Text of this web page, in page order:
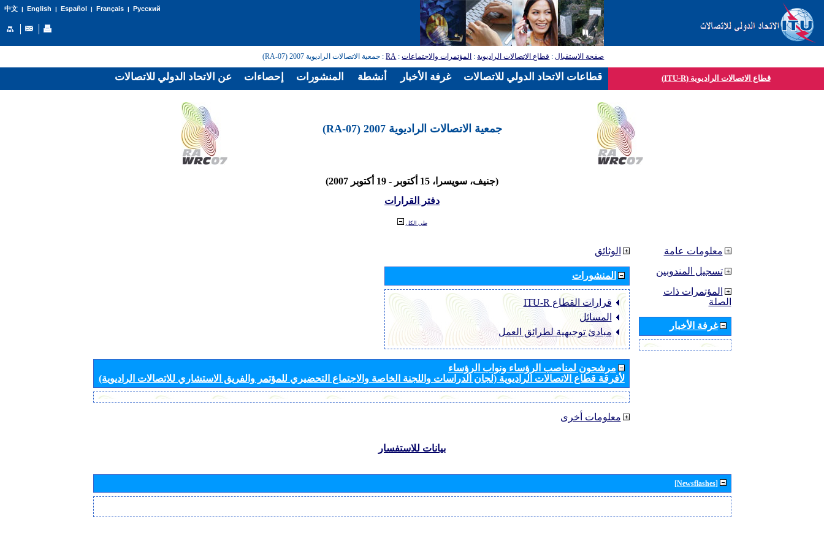
中文| English | Español | Français| Русский
صفحة الاستقبال: قطاع الاتصالات الراديوية: المؤتمرات والاجتماعات:
RA: جمعية الاتصالات الراديوية 2007 (RA-07)
قطاع الاتصالات الراديوية (ITU-R)
جمعية الاتصالات الراديوية 2007 (RA-07)
(جنيف، سويسرا، 15 أكتوبر - 19 أكتوبر 2007)
دفتر القرارات
طي الكل
الوثائق
المنشورات
قرارات القطاع ‏ITU-R
المسائل
مبادئ توجيهية لطرائق العمل
مرشحون لمناصب الرؤساء ونواب الرؤساء
لأفرقة قطاع الاتصالات الراديوية (لجان الدراسات واللجنة الخاصة والاجتماع التحضيري للمؤتمر والفريق الاستشاري للاتصالات الراديوية)
معلومات أخرى
معلومات عامة
تسجيل المندوبين
المؤتمرات ذات
الصلة
غرفة الأخبار
بيانات للاستفسار
[Newsflashes]
عن الاتحاد الدولي للاتصالات إحصاءات المنشورات أنشطة غرفة الأخبار قطاعات الاتحاد الدولي للاتصالات